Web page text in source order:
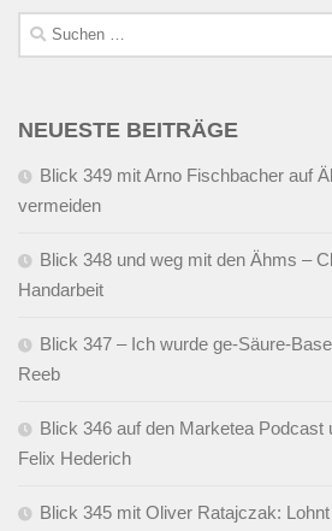
Suchen
nach:
NEUESTE BEITRÄGE
Blick 349 mit Arno Fischbacher auf
vermeiden
Blick 348 und weg mit den Ähms –
Handarbeit
Blick 347 – Ich wurde ge-Säure-
Reeb
Blick 346 auf den Marketea Podcast
Felix Hederich
Blick 345 mit Oliver Ratajczak: